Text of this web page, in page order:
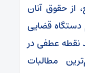
از حقوق آنان
دستگاه قضایی
نقطه عطفی در
مطالبات